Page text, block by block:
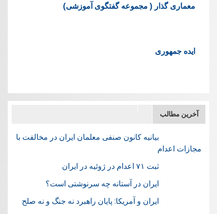
معماری گذار ( مجموعه گفتگوی آموزشی)
ایده جمهوری
آخرین مطالب
بیانیه کانون صنفی معلمان ایران در مخالفت با
مجازات اعدام
ثبت ۷۱ اعدام در ژوئيه در ایران
ایران در آستانه چه سرنوشتی است؟
ایران و آمریکا: پایان راهبرد نه جنگ و نه صلح